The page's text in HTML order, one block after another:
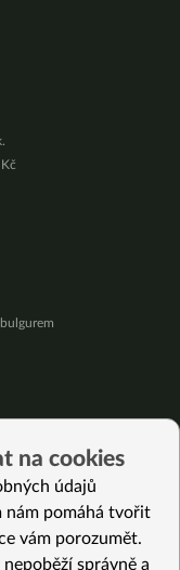
na cookies
údajů
nám pomáhá tvořit
vám porozumět.
správně a